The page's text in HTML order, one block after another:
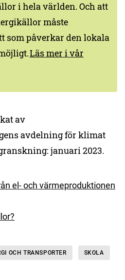
i hela världen. Och att
måste
som påverkar den lokala
Läs mer i vår
av
avdelning för klimat
januari 2023.
el- och värmeproduktionen
OCH TRANSPORTER SKOLA